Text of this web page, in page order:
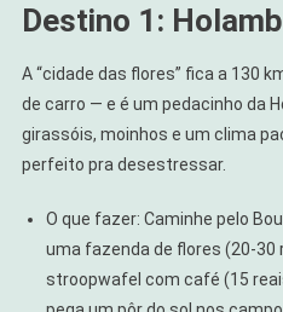
Destino 1:
A “cidade das flores” fica a 130
de carro — e é um pedacinho da
girassóis, moinhos e um clima
perfeito pra desestressar.
O que fazer: Caminhe pelo
uma fazenda de flores (20-30
stroopwafel com café (15